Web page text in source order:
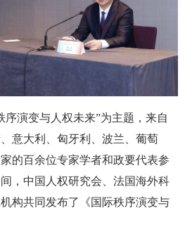
序演变与人权未来”为主题，来自
意大利、匈牙利、波兰、葡萄
的百余位专家学者和政要代表参
，中国人权研究会、法国海外科
构共同发布了《国际秩序演变与